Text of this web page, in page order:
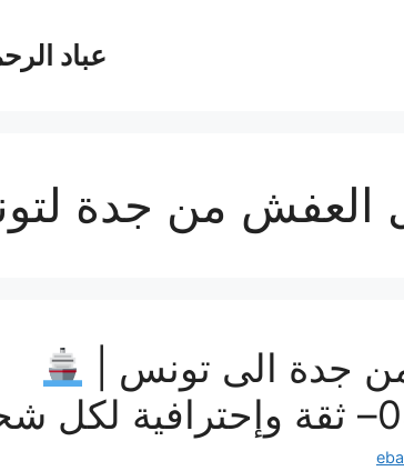
عباد
العفش من جدة
جدة الى تونس |